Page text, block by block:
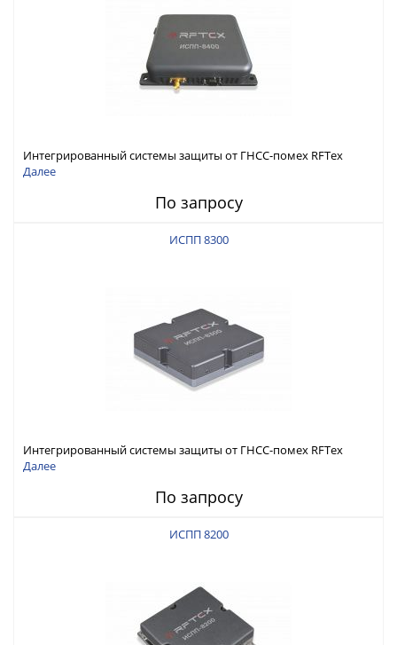
Интегрированный системы защиты от ГНСС-помех RFТех
ИСПП 8400
Далее
По запросу
ИСПП 8300
Интегрированный системы защиты от ГНСС-помех RFТех
ИСПП 8300
Далее
По запросу
ИСПП 8200